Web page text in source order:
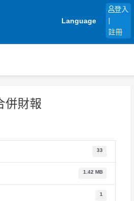
Language
登入
註冊
併財報
33
1.42 MB
1